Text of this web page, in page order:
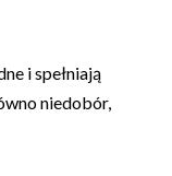
i spełniają
niedobór,